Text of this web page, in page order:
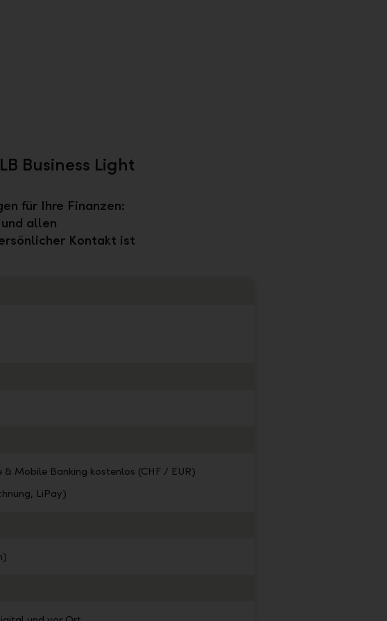
Business Light
für Ihre Finanzen:
allen
Kontakt ist
Mobile Banking kostenlos (CHF / EUR)
LiPay)